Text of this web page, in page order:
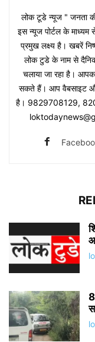
लोक टूडे न्यूज " जनता
इस न्यूज पोर्टल के माध्यम
प्रमुख लक्ष्य है। खबरें
लोक टुडे के नाम से
चलाया जा रहा है।
सकते हैं। आप वैबसाइट
है। 9829708129,